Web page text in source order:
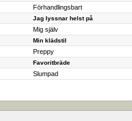
Förhandlingsbart
Jag lyssnar helst på
Mig själv
Min klädstil
Preppy
Favoritbräde
Slumpad